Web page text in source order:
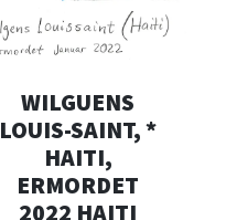
WILGUENS
LOUIS-SAINT, *
HAITI,
ERMORDET
2022 HAITI